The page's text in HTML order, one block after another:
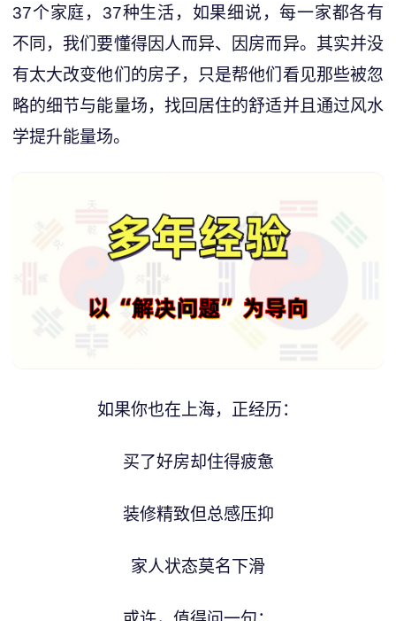
37个家庭，37种生活，如果细说，每一家都各有
不同，我们要懂得因人而异、因房而异。其实并没
有太大改变他们的房子，只是帮他们看见那些被忽
略的细节与能量场，找回居住的舒适并且通过风水
学提升能量场。
如果你也在上海，正经历：
买了好房却住得疲惫
装修精致但总感压抑
家人状态莫名下滑